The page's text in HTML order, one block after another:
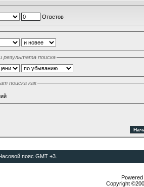
Ответов
результата поиска
поиска как
пояс GMT +3.
Copyright